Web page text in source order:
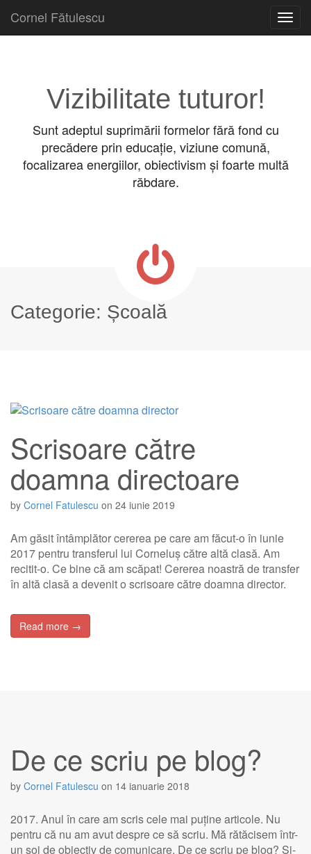
Cornel Fătulescu
Vizibilitate tuturor!
Sunt adeptul suprimării formelor fără fond cu
precădere prin educație, viziune comună,
focalizarea energiilor, obiectivism și foarte multă
răbdare.
Categorie: Școală
Scrisoare către
doamna directoare
by Cornel Fatulescu on 24 iunie 2019
Am găsit întâmplător cererea pe care am făcut-o în iunie
2017 pentru transferul lui Corneluș către altă clasă. Am
recitit-o. Ce bine că am scăpat! Cererea noastră de transfer
în altă clasă a devenit o scrisoare către doamna director.
Read more →
De ce scriu pe blog?
by Cornel Fatulescu on 14 ianuarie 2018
2017. Anul în care am scris cele mai puține articole. Nu
pentru că nu am avut despre ce să scriu. Mă rătăcisem într-
un soi de obiectiv de comunicare. De ce scriu pe blog? Și-